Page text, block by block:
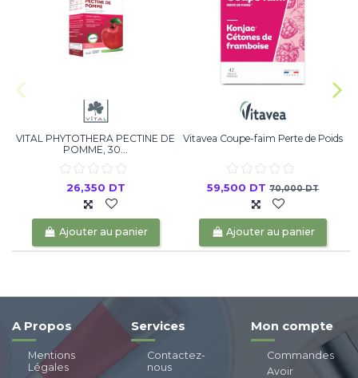
VITAL PHYTOTHERA PECTINE DE
POMME, 30...
26,350 DT
Ajouter au panier
Vitavea Coupe-faim Perte de Poids
59,500 DT70,000 DT
Ajouter au panier
A Propos
Mentions
Légales
Services
Contactez-
nous
Mon compte
Commandes
Avoir